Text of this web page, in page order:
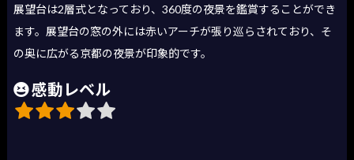
展望台は2層式となっており、360度の夜景を鑑賞することができ
ます。展望台の窓の外には赤いアーチが張り巡らされており、そ
の奥に広がる京都の夜景が印象的です。
感動レベル